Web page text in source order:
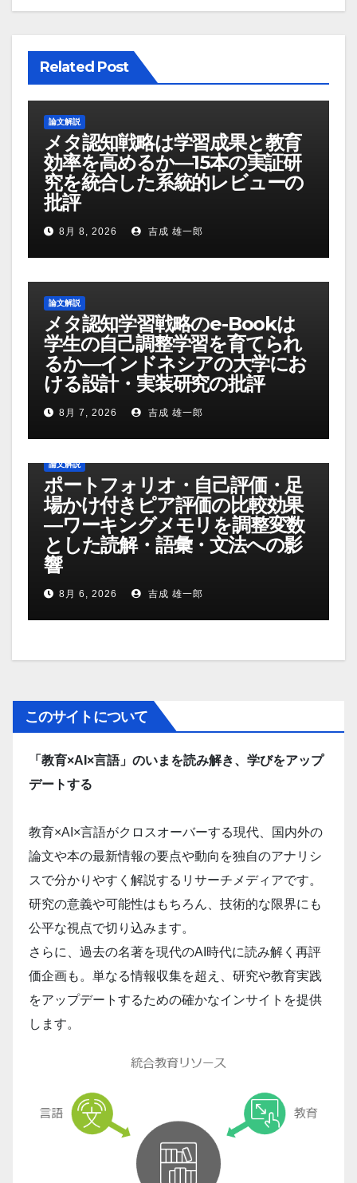
Related Post
論文解説
メタ認知戦略は学習成果と教育
効率を高めるか―15本の実証研
究を統合した系統的レビューの
批評
8月 8, 2026 吉成 雄一郎
論文解説
メタ認知学習戦略のe-Bookは
学生の自己調整学習を育てられ
るか―インドネシアの大学にお
ける設計・実装研究の批評
8月 7, 2026 吉成 雄一郎
論文解説
ポートフォリオ・自己評価・足
場かけ付きピア評価の比較効果
―ワーキングメモリを調整変数
とした読解・語彙・文法への影
響
8月 6, 2026 吉成 雄一郎
このサイトについて
「教育×AI×言語」のいまを読み解き、学びをアップ
デートする
教育×AI×言語がクロスオーバーする現代、国内外の
論文や本の最新情報の要点や動向を独自のアナリシ
スで分かりやすく解説するリサーチメディアです。
研究の意義や可能性はもちろん、技術的な限界にも
公平な視点で切り込みます。
さらに、過去の名著を現代のAI時代に読み解く再評
価企画も。単なる情報収集を超え、研究や教育実践
をアップデートするための確かなインサイトを提供
します。